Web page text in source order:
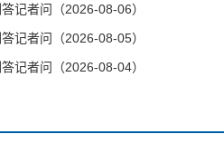
记者问（2026-08-06）
记者问（2026-08-05）
记者问（2026-08-04）